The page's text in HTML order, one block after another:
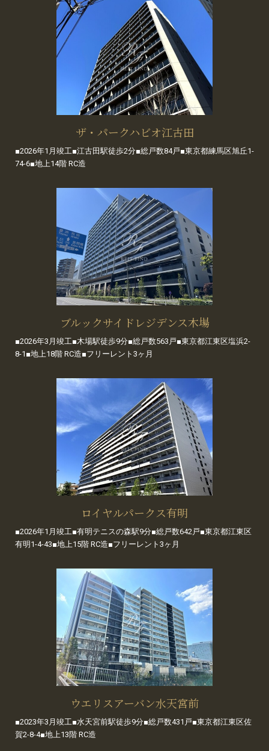
ザ・パークハビオ江古田
■2026年1月竣工■江古田駅徒歩2分■総戸数84戸■東京都練馬区旭丘1-
74-6■地上14階 RC造
ブルックサイドレジデンス木場
■2026年3月竣工■木場駅徒歩9分■総戸数563戸■東京都江東区塩浜2-
8-1■地上18階 RC造■フリーレント3ヶ月
ロイヤルパークス有明
■2026年1月竣工■有明テニスの森駅9分■総戸数642戸■東京都江東区
有明1-4-43■地上15階 RC造■フリーレント3ヶ月
ウエリスアーバン水天宮前
■2023年3月竣工■水天宮前駅徒歩9分■総戸数431戸■東京都江東区佐
賀2-8-4■地上13階 RC造